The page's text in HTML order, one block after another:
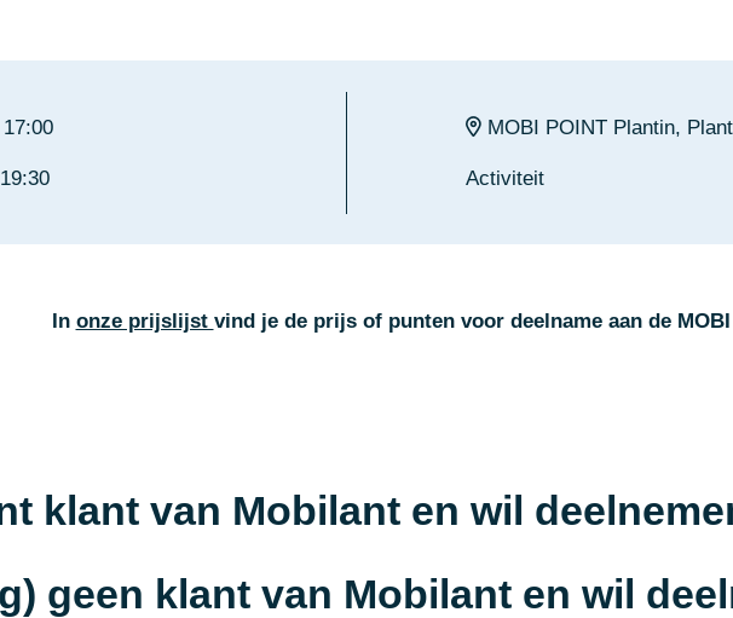
MOBI POINT Plantin,
Activiteit
In onze prijslijst vind je de prijs of punten voor deelname aan de MOBI
klant van Mobilant en wil
geen klant van Mobilant en wil